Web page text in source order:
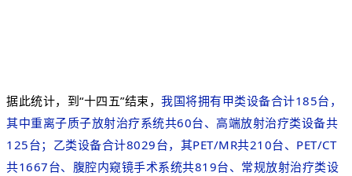
据此统计，到“十四五”结束， 我国将拥有甲类设备合计185台，
其中重离子质子放射治疗系统共60台、高端放射治疗类设备共
125台；乙类设备合计8029台，其PET/MR共210台、PET/CT
共1667台、腹腔内窥镜手术系统共819台、常规放射治疗类设